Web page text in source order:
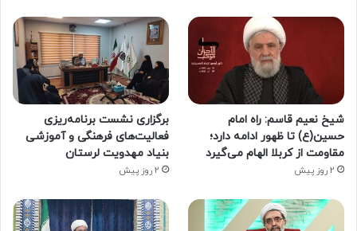
شیخ نعیم قاسم: راه امام
حسین(ع) تا ظهور ادامه دارد؛
مقاومت از کربلا الهام می‌گیرد
2 روز پیش
برگزاری نشست برنامه‌ریزی
فعالیت‌های فرهنگی و آموزشی
بنیاد مهدویت لرستان
2 روز پیش